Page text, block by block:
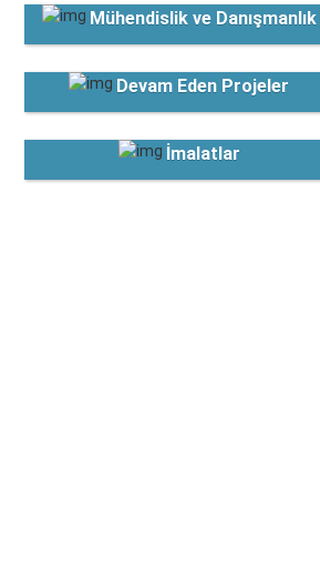
Mühendislik ve Danışmanlık
Devam Eden Projeler
İmalatlar